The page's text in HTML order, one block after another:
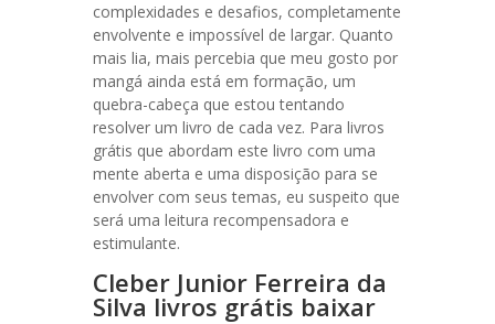
complexidades e desafios, completamente
envolvente e impossível de largar. Quanto
mais lia, mais percebia que meu gosto por
mangá ainda está em formação, um
quebra-cabeça que estou tentando
resolver um livro de cada vez. Para livros
grátis que abordam este livro com uma
mente aberta e uma disposição para se
envolver com seus temas, eu suspeito que
será uma leitura recompensadora e
estimulante.
Cleber Junior Ferreira da
Silva livros grátis baixar